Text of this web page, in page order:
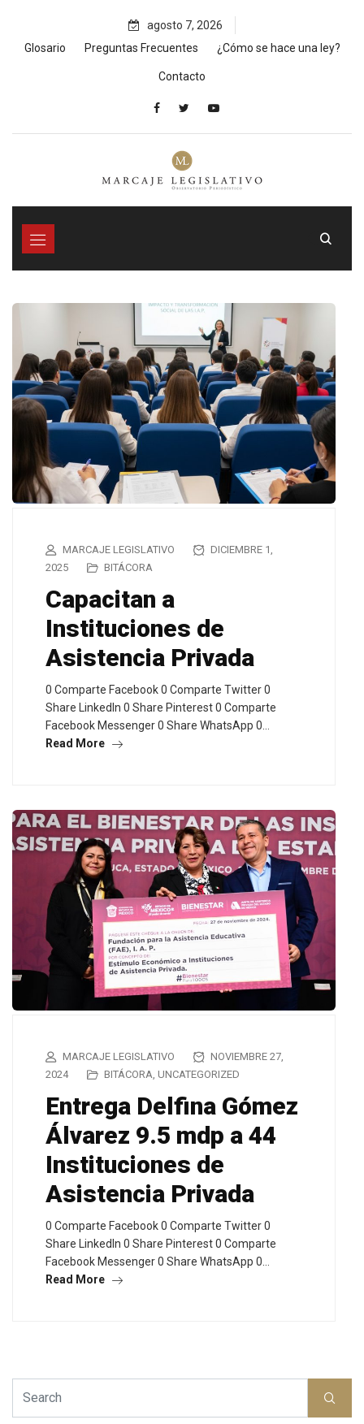
content
agosto 7, 2026
Glosario
Preguntas Frecuentes ¿Cómo se hace una ley?
Contacto
MARCAJE LEGISLATIVO
DICIEMBRE 1,
2025
BITÁCORA
Capacitan a
Instituciones de
Asistencia Privada
0 Comparte Facebook 0 Comparte Twitter 0
Share LinkedIn 0 Share Pinterest 0 Comparte
Facebook Messenger 0 Share WhatsApp 0…
Read More
MARCAJE LEGISLATIVO
NOVIEMBRE 27,
2024
BITÁCORA UNCATEGORIZED
Entrega Delfina Gómez
Álvarez 9.5 mdp a 44
Instituciones de
Asistencia Privada
0 Comparte Facebook 0 Comparte Twitter 0
Share LinkedIn 0 Share Pinterest 0 Comparte
Facebook Messenger 0 Share WhatsApp 0…
Read More